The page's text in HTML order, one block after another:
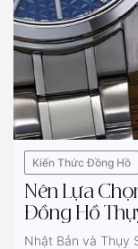
Kiến Thức Đồng Hồ
Nên Lựa
Đồng Hồ
Nhật Bản và Thụy